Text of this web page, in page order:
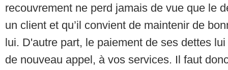
recouvrement ne perd jamais de vue que le
un client et qu’il convient de maintenir de
lui. D'autre part, le paiement de ses dettes
de nouveau appel, à vos services. Il faut